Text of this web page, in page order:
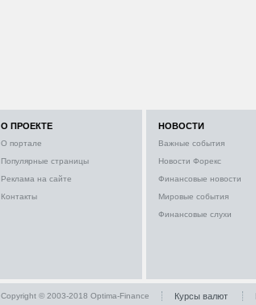
О ПРОЕКТЕ
О портале
Популярные страницы
Реклама на сайте
Контакты
НОВОСТИ
Важные события
Новости Форекс
Финансовые новости
Мировые события
Финансовые слухи
Copyright © 2003-2018 Optima-Finance Курсы валют